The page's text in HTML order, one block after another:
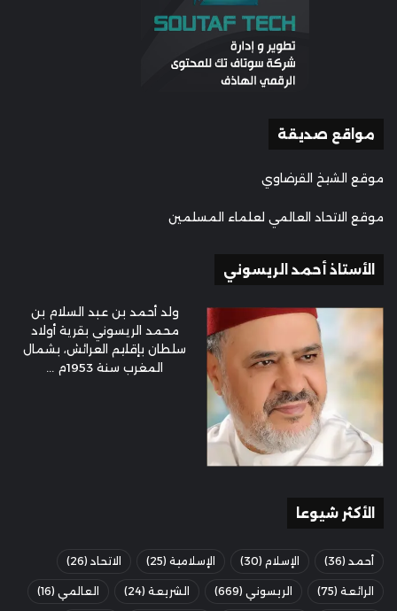
مواقع صديقة
موقع الشيخ القرضاوي
موقع الاتحاد العالمي لعلماء المسلمين
الأستاذ أحمد الريسوني
ولد أحمد بن عبد السلام بن
محمد الريسوني بقرية أولاد
سلطان بإقليم العرائش، بشمال
المغرب سنة 1953م ...
الأكثر شيوعا
أحمد (36) الإسلام (30) الإسلامية (25) الاتحاد (26)
الرائعة (75) الريسوني (669) الشريعة (24) العالمي (16)